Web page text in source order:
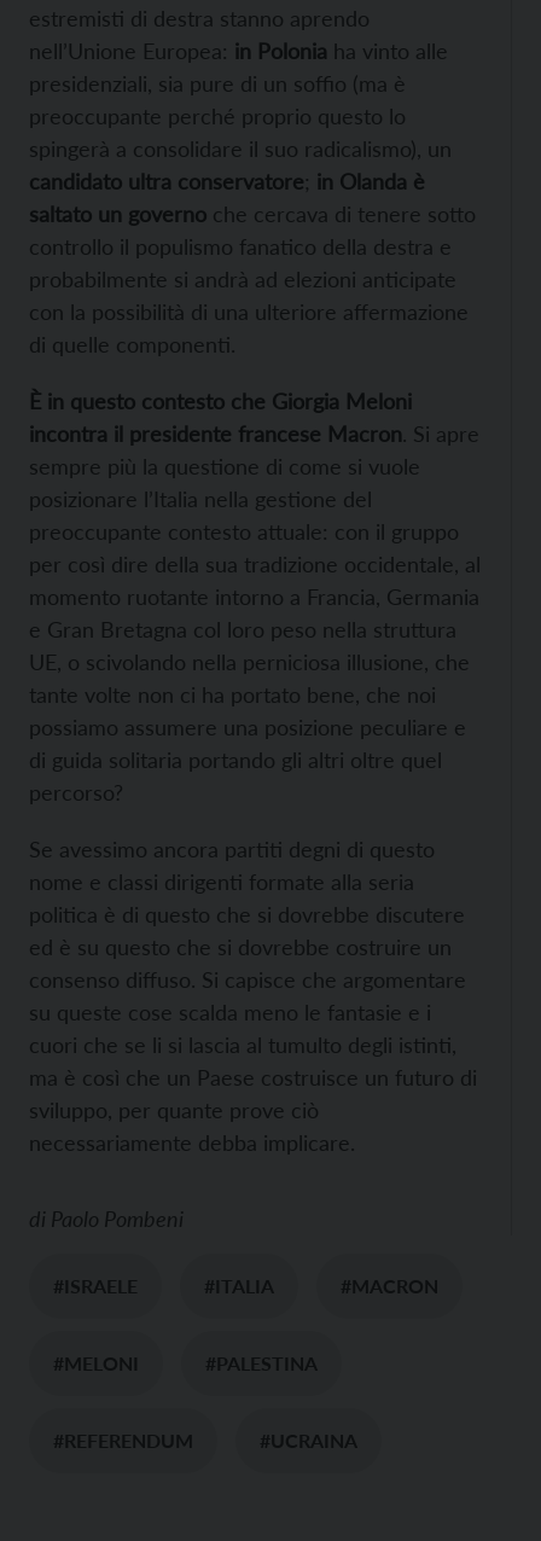
estremisti di destra stanno aprendo
nell’Unione Europea: in Polonia ha vinto alle
presidenziali, sia pure di un soffio (ma è
preoccupante perché proprio questo lo
spingerà a consolidare il suo radicalismo), un
candidato ultra conservatore; in Olanda è
saltato un governo che cercava di tenere sotto
controllo il populismo fanatico della destra e
probabilmente si andrà ad elezioni anticipate
con la possibilità di una ulteriore affermazione
di quelle componenti.
È in questo contesto che Giorgia Meloni
incontra il presidente francese Macron. Si apre
sempre più la questione di come si vuole
posizionare l’Italia nella gestione del
preoccupante contesto attuale: con il gruppo
per così dire della sua tradizione occidentale, al
momento ruotante intorno a Francia, Germania
e Gran Bretagna col loro peso nella struttura
UE, o scivolando nella perniciosa illusione, che
tante volte non ci ha portato bene, che noi
possiamo assumere una posizione peculiare e
di guida solitaria portando gli altri oltre quel
percorso?
Se avessimo ancora partiti degni di questo
nome e classi dirigenti formate alla seria
politica è di questo che si dovrebbe discutere
ed è su questo che si dovrebbe costruire un
consenso diffuso. Si capisce che argomentare
su queste cose scalda meno le fantasie e i
cuori che se li si lascia al tumulto degli istinti,
ma è così che un Paese costruisce un futuro di
sviluppo, per quante prove ciò
necessariamente debba implicare.
di Paolo Pombeni
#ISRAELE #ITALIA #MACRON
#MELONI #PALESTINA
#REFERENDUM #UCRAINA